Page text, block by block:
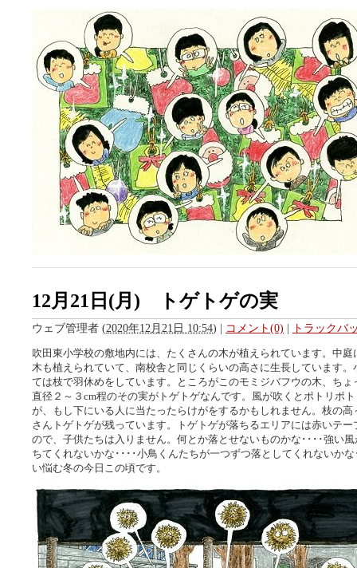
12月21日(月) トゲトゲの実
ウェブ管理者 (2020年12月21日 10:54) | コメント(0) | トラックバ
吹田東小学校の敷地内には、たくさんの木が植えられています。中
木も植えられていて、南校舎と同じくらいの高さに生長しています
ては枝で羽休めをしています。ところがこのモミジバフウの木、ちょ
直径２～３cm程のその実がトゲトゲなんです。風が吹くとポトリポ
が、もし下にいる人に当たったらけがをするかもしれません。枝の高
さんトゲトゲが残っています。トゲトゲが落ちるエリアには赤いテ
ので、子供たちは入りません。何とか落とせないものかな････強い
ちてくれないかな････小鳥くんたちが一つずつ落としてくれないか
い悩む冬の今日この頃です。